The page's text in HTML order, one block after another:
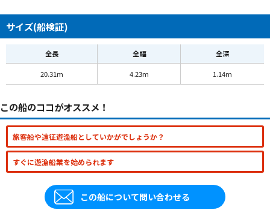
サイズ(船検証)
全長 全幅 全深
20.31m 4.23m 1.14m
この船のココがオススメ！
旅客船や遠征遊漁船としていかがでしょうか？
すぐに遊漁船業を始められます
この船について問い合わせる